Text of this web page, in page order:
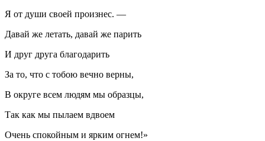
Я от души своей произнес. —
Давай же летать, давай же парить
И друг друга благодарить
За то, что с тобою вечно верны,
В округе всем людям мы образцы,
Так как мы пылаем вдвоем
Очень спокойным и ярким огнем!»